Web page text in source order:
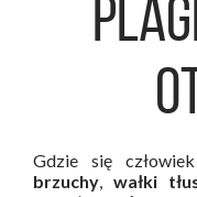
Gdzie się
brzuchy, wałki